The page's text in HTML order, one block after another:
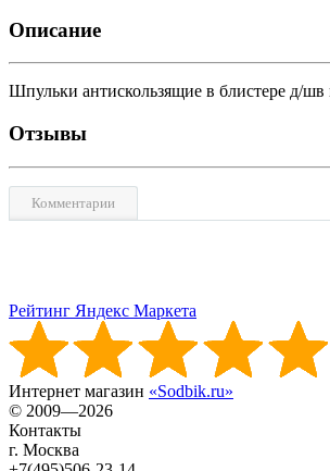
Описание
Шпульки антискользящие в блистере д/
Отзывы
Комментарии
Рейтинг Яндекс Маркета
Интернет магазин «Sodbik.ru»
© 2009—2026
Контакты
г. Москва